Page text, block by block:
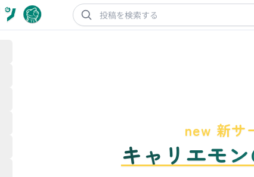
new 新サ
キャリエモ